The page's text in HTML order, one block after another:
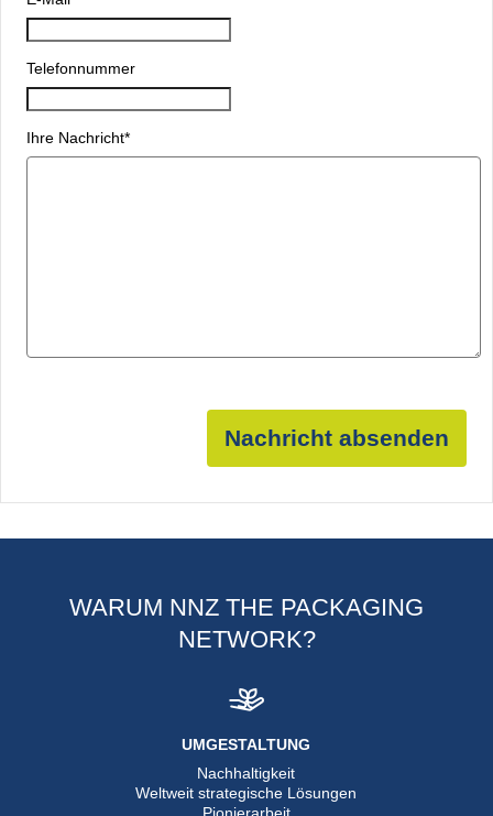
Telefonnummer
Ihre Nachricht*
Nachricht absenden
WARUM NNZ THE PACKAGING
NETWORK?
UMGESTALTUNG
Nachhaltigkeit
Weltweit strategische Lösungen
Pionierarbeit